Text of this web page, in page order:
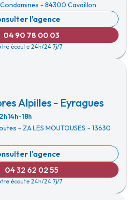
- 84300 Cavaillon
l'agence
04 90 78 00 03
écoute 24h/24 7j/7
Alpilles - Eyragues
14h-18h
- ZA LES MOUTOUSES - 13630
l'agence
04 32 62 02 55
écoute 24h/24 7j/7